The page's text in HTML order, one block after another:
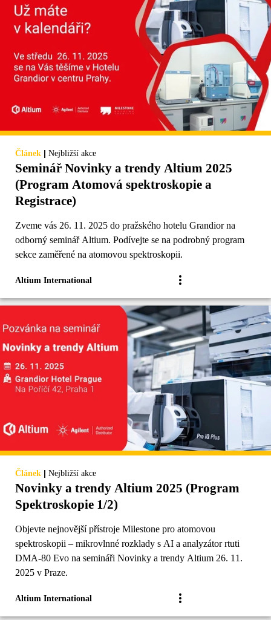
Článek | Nejbližší akce
Seminář Novinky a trendy Altium 2025
(Program Atomová spektroskopie a
Registrace)
Zveme vás 26. 11. 2025 do pražského hotelu Grandior na
odborný seminář Altium. Podívejte se na podrobný program
sekce zaměřené na atomovou spektroskopii.
Altium International
Článek | Nejbližší akce
Novinky a trendy Altium 2025 (Program
Spektroskopie 1/2)
Objevte nejnovější přístroje Milestone pro atomovou
spektroskopii – mikrovlnné rozklady s AI a analyzátor rtuti
DMA-80 Evo na semináři Novinky a trendy Altium 26. 11.
2025 v Praze.
Altium International